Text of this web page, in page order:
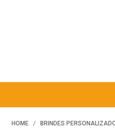
HOME BRINDES